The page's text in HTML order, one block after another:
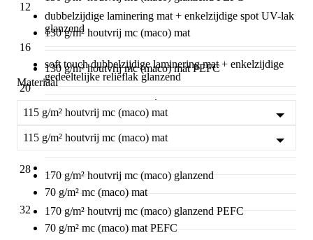
130 g/m² houtvrij mc (maco) mat
130 g/m² houtvrij mc (maco) mat PEFC
160 g/m² natuurpapier crème
160 g/m² natuurpapier crème FSC®
170 g/m² houtvrij mc (maco) glanzend
170 g/m² houtvrij mc (maco) glanzend PEFC
dubbelzijdige laminering mat + enkelzijdige spot UV-lak
glanzend
soft touch dubbelzijdige laminering mat + enkelzijdige
gedeeltelijke reliëflak glanzend
12
16
20
28
32
Materiaal
115 g/m² houtvrij mc (maco) mat
115 g/m² houtvrij mc (maco) mat
70 g/m² mc (maco) mat
70 g/m² mc (maco) mat PEFC